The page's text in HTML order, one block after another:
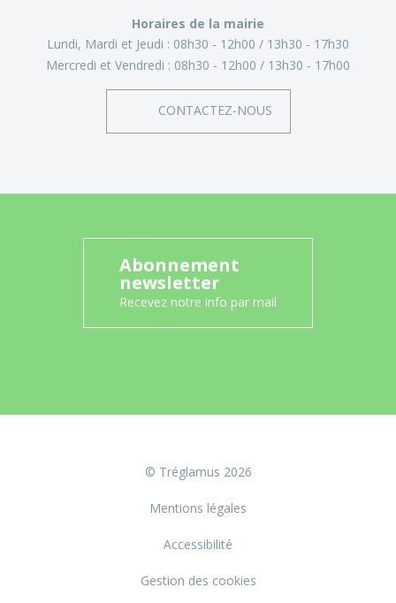
Horaires de la mairie
Lundi, Mardi et Jeudi : 08h30 - 12h00
13h30 - 17h30
Mercredi et Vendredi : 08h30 - 12h00 13h30 - 17h00
CONTACTEZ-NOUS
Abonnement
newsletter
Recevez notre info par mail
© Tréglamus 2026
Mentions légales
Accessibilité
Gestion des cookies